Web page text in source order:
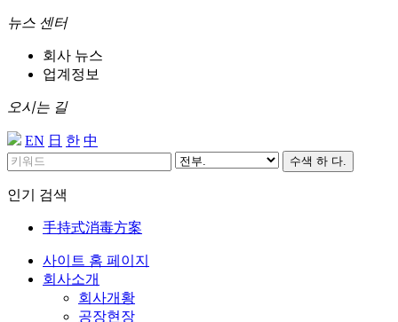
뉴스 센터
회사 뉴스
업계정보
오시는 길
EN 日 한 中
수색 하 다.
인기 검색
手持式消毒方案
사이트 홈 페이지
회사소개
회사개황
공장현장